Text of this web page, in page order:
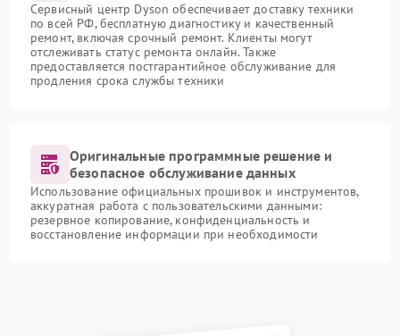
Сервисный центр Dyson обеспечивает доставку техники
по всей РФ, бесплатную диагностику и качественный
ремонт, включая срочный ремонт. Клиенты могут
отслеживать статус ремонта онлайн. Также
предоставляется постгарантийное обслуживание для
продления срока службы техники
Оригинальные программные решение и
безопасное обслуживание данных
Использование официальных прошивок и инструментов,
аккуратная работа с пользовательскими данными:
резервное копирование, конфиденциальность и
восстановление информации при необходимости